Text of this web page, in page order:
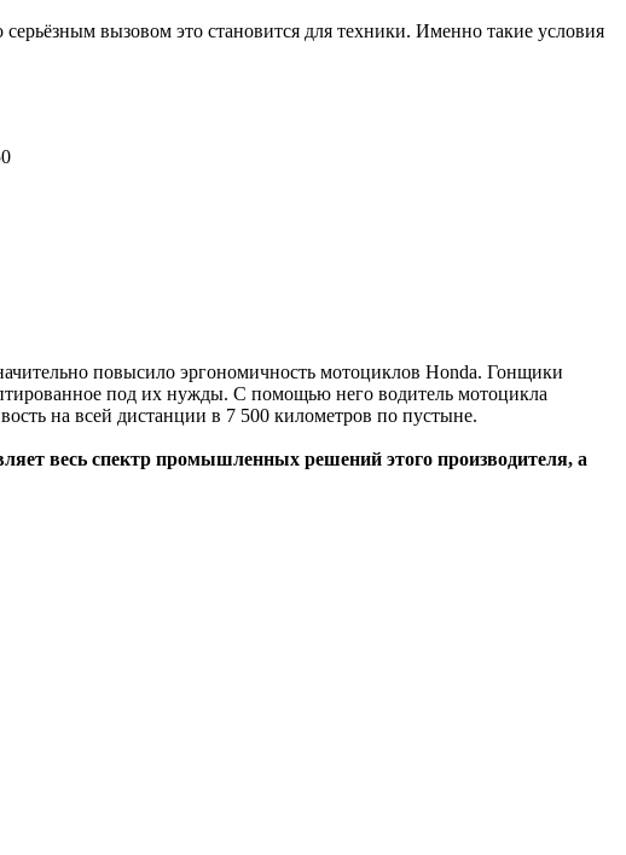
вызовом это становится для техники. Именно такие условия
повысило эргономичность мотоциклов Honda. Гонщики
под их нужды. С помощью него водитель мотоцикла
на всей дистанции в 7 500 километров по пустыне.
весь спектр промышленных решений этого производителя, а